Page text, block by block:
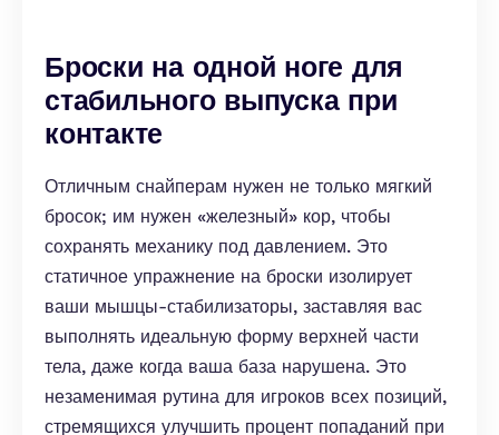
Броски на одной ноге для
стабильного выпуска при
контакте
Отличным снайперам нужен не только мягкий
бросок; им нужен «железный» кор, чтобы
сохранять механику под давлением. Это
статичное упражнение на броски изолирует
ваши мышцы-стабилизаторы, заставляя вас
выполнять идеальную форму верхней части
тела, даже когда ваша база нарушена. Это
незаменимая рутина для игроков всех позиций,
стремящихся улучшить процент попаданий при